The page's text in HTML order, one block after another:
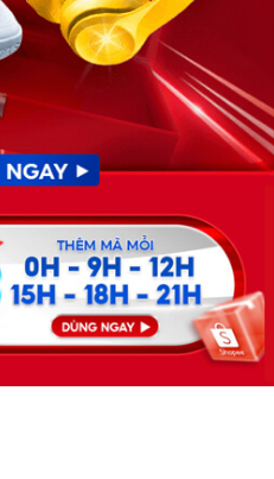
Giấy phép hoạt động dịch vụ
việc làm số 54/2019/SLĐTBXH-
GP do Sở lao động thương
binh và xã hội cấp ngày 30
tháng 12 năm 2019.